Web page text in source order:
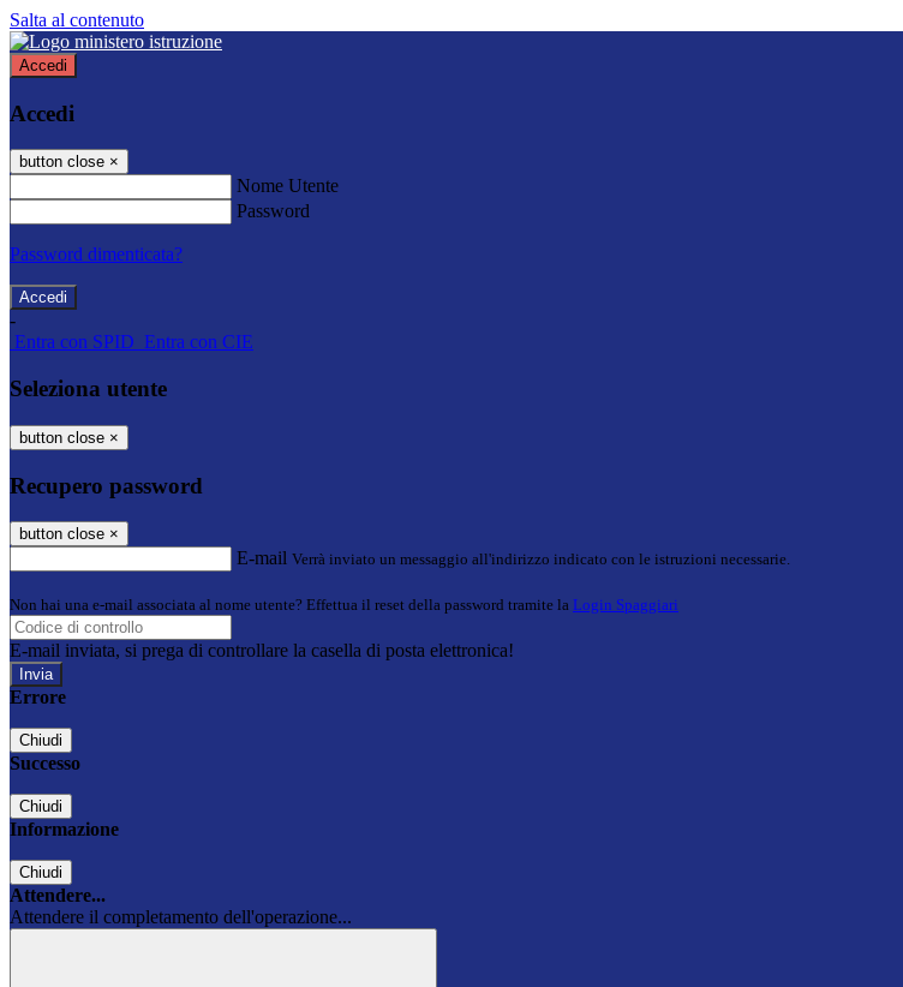
Salta al contenuto
Accedi
Accedi
button close ×
Nome Utente
Password
Password dimenticata?
-
Entra con SPID Entra con CIE
Seleziona utente
button close ×
Recupero password
button close ×
E-mail Verrà inviato un messaggio all'indirizzo indicato con le istruzioni necessarie.
Non hai una e-mail associata al nome utente? Effettua il reset della password tramite la Login Spaggiari
E-mail inviata, si prega di controllare la casella di posta elettronica!
Errore
Chiudi
Successo
Chiudi
Informazione
Chiudi
Attendere...
Attendere il completamento dell'operazione...